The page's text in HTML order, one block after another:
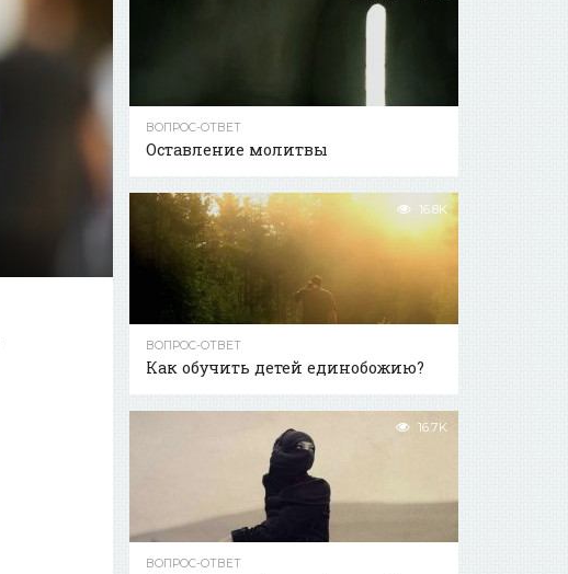
ВОПРОС-ОТВЕТ
Оставление молитвы
16.8K
ВОПРОС-ОТВЕТ
Как обучить детей единобожию?
16.7K
ВОПРОС-ОТВЕТ